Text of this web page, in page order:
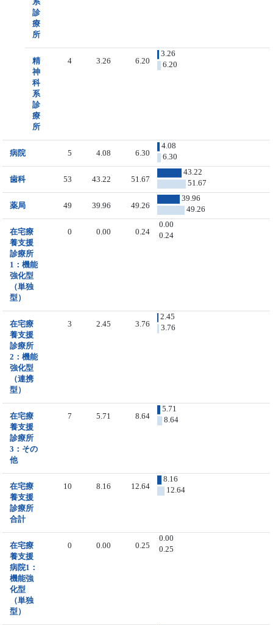
診
療
所
精
神
科
系
診
療
所
4 3.26 6.20
3.26
6.20
病院 5 4.08 6.30
4.08
6.30
歯科 53 43.22 51.67
43.22
51.67
薬局 49 39.96 49.26
39.96
49.26
在宅療
養支援
診療所
1：機能
強化型
（単独
型）
0 0.00 0.24
0.00
0.24
在宅療
養支援
診療所
2：機能
強化型
（連携
型）
3 2.45 3.76
2.45
3.76
在宅療
養支援
診療所
3：その
他
7 5.71 8.64
5.71
8.64
在宅療
養支援
診療所
合計
10 8.16 12.64
8.16
12.64
在宅療
養支援
病院1：
機能強
化型
（単独
型）
0 0.00 0.25
0.00
0.25